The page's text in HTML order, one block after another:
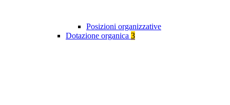
Posizioni organizzative
Dotazione organica 3